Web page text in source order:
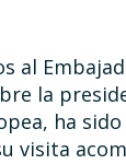
al
la
ha
visita